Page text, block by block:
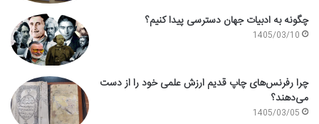
چگونه به ادبیات جهان دسترسی پیدا کنیم؟
1405/03/10
چرا رفرنس‌های چاپ قدیم ارزش علمی خود را از دست
می‌دهند؟
1405/03/05